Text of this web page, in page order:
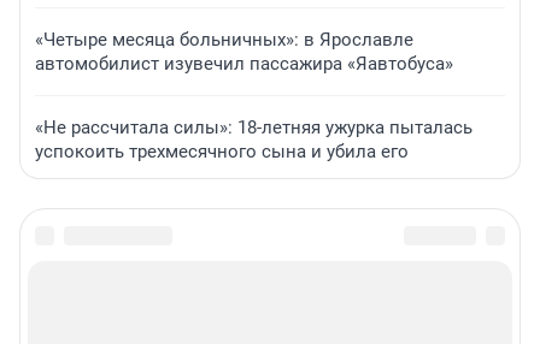
«Четыре месяца больничных»: в Ярославле
автомобилист изувечил пассажира «Яавтобуса»
«Не рассчитала силы»: 18-летняя ужурка пыталась
успокоить трехмесячного сына и убила его